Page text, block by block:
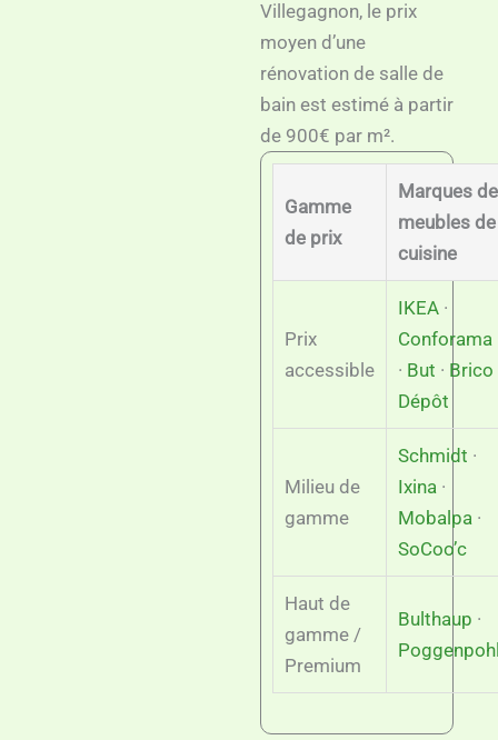
Villegagnon, le prix
moyen d’une
rénovation de salle de
bain est estimé à partir
de 900€ par m².
Gamme
de prix
Marques de
meubles de
cuisine
Prix
accessible
IKEA ·
Conforama
· But · Brico
Dépôt
Milieu de
gamme
Schmidt ·
Ixina ·
Mobalpa ·
SoCoo’c
Haut de
gamme /
Premium
Bulthaup ·